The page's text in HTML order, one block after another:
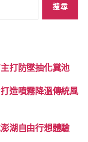
打防墜抽化糞池
造噴霧降溫傳統風
湖自由行想體驗